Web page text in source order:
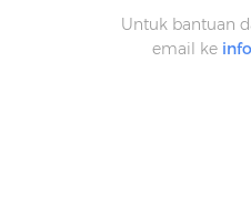
Untuk bantuan
email ke